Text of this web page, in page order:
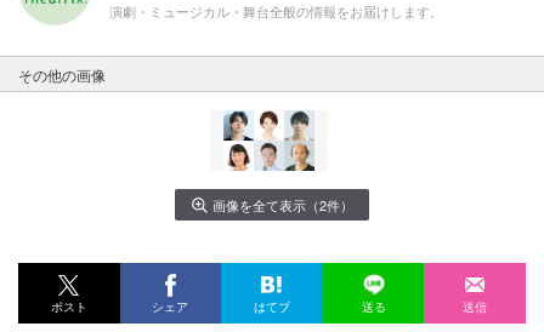
演劇・ミュージカル・舞台全般の情報をお届けします。
その他の画像
画像を全て表示（2件）
ポスト シェア はてブ 送る 送信